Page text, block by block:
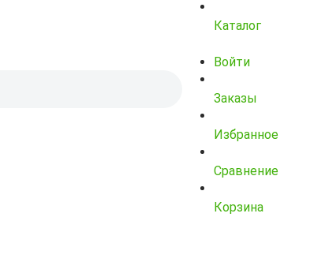
Каталог
Войти
Заказы
Избранное
Сравнение
Корзина